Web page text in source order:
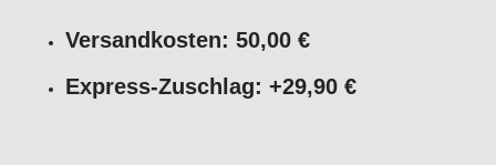
Versandkosten: 50,00 €
Express-Zuschlag: +29,90 €